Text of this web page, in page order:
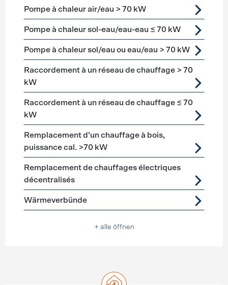
Pompe à chaleur air/eau > 70 kW
Pompe à chaleur sol-eau/eau-eau ≤ 70 kW
Pompe à chaleur sol/eau ou eau/eau > 70 kW
Raccordement à un réseau de chauffage > 70
kW
Raccordement à un réseau de chauffage ≤ 70
kW
Remplacement d’un chauffage à bois,
puissance cal. >70 kW
Remplacement de chauffages électriques
décentralisés
Wärmeverbünde
+ alle öffnen